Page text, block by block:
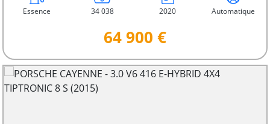
Essence 34 038 2020 Automatique
64 900 €